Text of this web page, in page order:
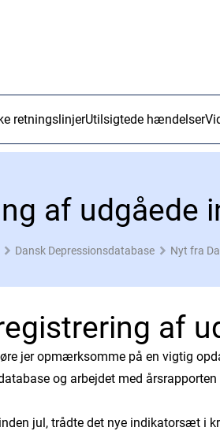
retningslinjerUtilsigtede hændelser
af udgåede
Dansk Depressionsdatabase Nyt fra
af
jer opmærksomme på en vigtig
og arbejdet med
jul, trådte det nye indikatorsæt i